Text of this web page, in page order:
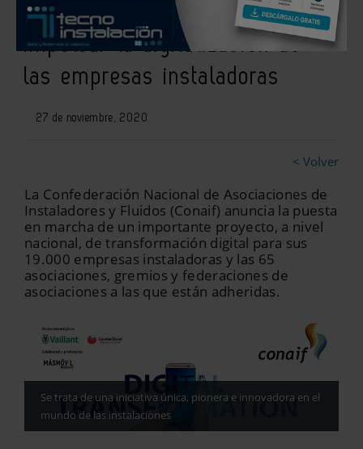
Grupo MásMóvil buscan
impulsar la digitalización de
las empresas instaladoras
27 de noviembre, 2020
< Volver
La Confederación Nacional de Asociaciones de
Instaladores y Fluidos (Conaif) anuncia la puesta
en marcha de un importante proyecto, a nivel
nacional, de transformación digital para sus
19.000 empresas instaladoras y las 65
asociaciones, gremios y federaciones de
asociaciones a las que están adheridas.
Se trata de una iniciativa única, pionera e innovadora en el
mundo de las instalaciones